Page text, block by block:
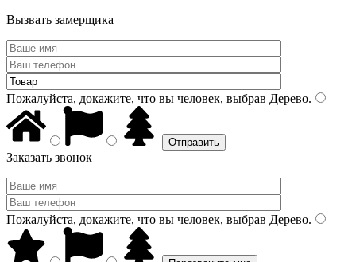
Вызвать замерщика
Пожалуйста, докажите, что вы человек, выбрав Дерево.
Заказать звонок
Пожалуйста, докажите, что вы человек, выбрав Дерево.